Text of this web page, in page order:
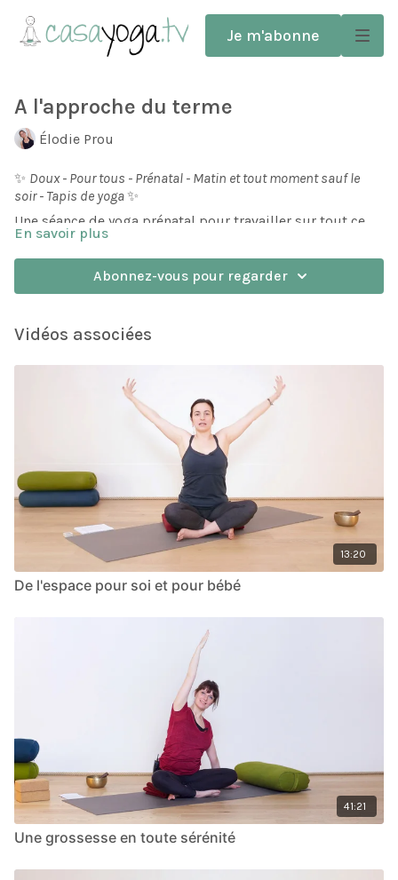
Je m'abonne
A l'approche du terme
Élodie Prou
✨ Doux - Pour tous - Prénatal - Matin et tout moment sauf le
soir - Tapis de yoga✨
Une séance de yoga prénatal pour travailler sur tout ce
dont on a besoin en fin de grossesse. Se détendre, libérer
la zone de la respiration et se préparer pour
l'accouchement.
Dans cette séance relaxante, Elodie vous partage des
petites astuces pour mieux vivre les contractions. Une
de votre grossesse!
En savoir plus
Abonnez-vous pour regarder
Vidéos associées
13:20
De l'espace pour soi et pour bébé
41:21
Une grossesse en toute sérénité